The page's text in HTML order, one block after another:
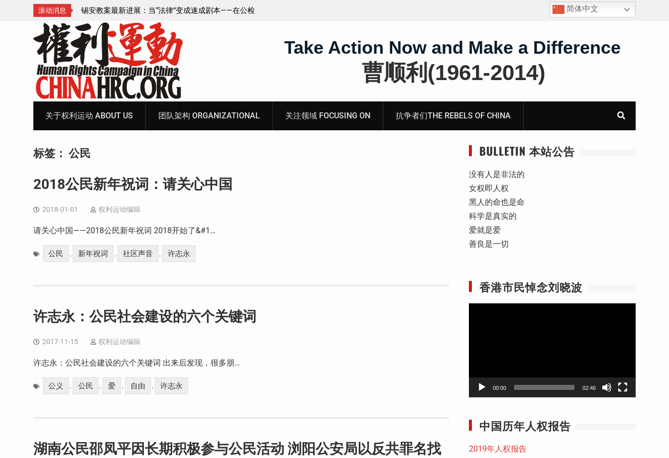
滚动消息
速成剧本——在公检 锡安教案王聪女士被抓更多细节曝光 之一
获刑8年的安徽省合肥市法轮功学员、软件工程师唐志
简体中文
Take Action Now and Make a Difference
曹顺利(1961-2014)
关于权利运动 ABOUT US 团队架构 ORGANIZATIONAL 关注领域 FOCUSING ON 抗争者们THE REBELS OF CHINA
标签： 公民
2018公民新年祝词：请关心中国
2018-01-01 权利运动编辑
请关心中国——2018公民新年祝词 2018开始了&#1…
公民 , 新年祝词 , 社区声音 , 许志永
许志永：公民社会建设的六个关键词
2017-11-15 权利运动编辑
许志永：公民社会建设的六个关键词 出来后发现，很多朋…
公义 , 公民 , 爱 , 自由 , 许志永
湖南公民邵凤平因长期积极参与公民活动 浏阳公安局以反共罪名找
BULLETIN 本站公告
没有人是非法的
女权即人权
黑人的命也是命
科学是真实的
爱就是爱
善良是一切
香港市民悼念刘晓波
00:00 02:46
中国历年人权报告
2019年人权报告